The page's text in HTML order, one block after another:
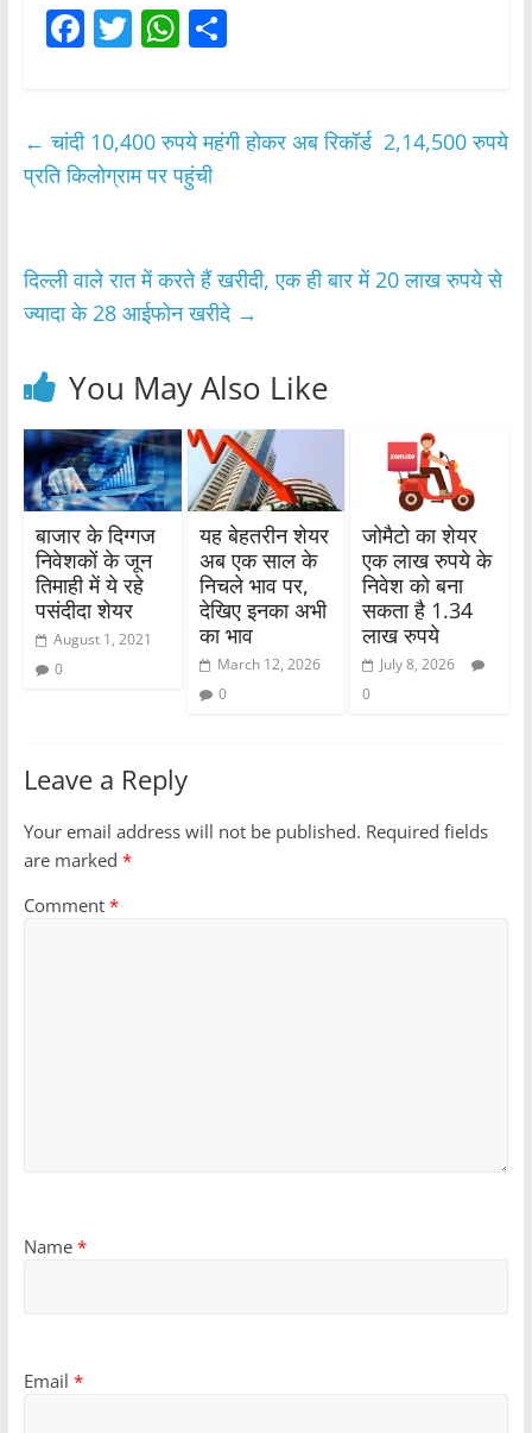
F
e
b
o
k
T
er
W
s
A
p
S
e
← चांदी 10,400 रुपये महंगी होकर अब रिकॉर्ड 2,14,500 रुपये
प्रति किलोग्राम पर पहुंची
दिल्ली वाले रात में करते हैं खरीदी, एक ही बार में 20 लाख रुपये से
ज्‍यादा के 28 आईफोन खरीदे →
You May Also Like
बाजार के दिग्गज
निवेशकों के जून
तिमाही में ये रहे
पसंदीदा शेयर
August 1, 2021
0
यह बेहतरीन शेयर
अब एक साल के
निचले भाव पर,
देखिए इनका अभी
का भाव
March 12, 2026
0
जोमैटो का शेयर
एक लाख रुपये के
निवेश को बना
सकता है 1.34
लाख रुपये
July 8, 2026
0
Leave a Reply
Your email address will not be published. Required fields
are marked *
Comment *
Name *
Email *